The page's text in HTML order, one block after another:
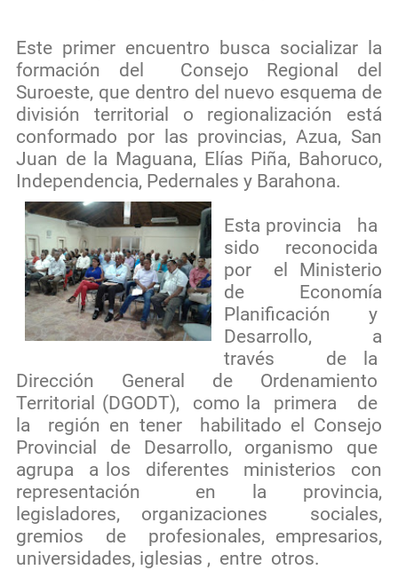
Este primer encuentro busca socializar la
formación del Consejo Regional del
Suroeste, que dentro del nuevo esquema de
división territorial o regionalización está
conformado por las provincias, Azua, San
Juan de la Maguana, Elías Piña, Bahoruco,
Independencia, Pedernales y Barahona.
Esta provincia ha
sido reconocida
por el Ministerio
de Economía
Planificación y
Desarrollo, a
través de la
Dirección General de Ordenamiento
Territorial (DGODT), como la primera de
la región en tener habilitado el Consejo
Provincial de Desarrollo, organismo que
agrupa a los diferentes ministerios con
representación en la provincia,
legisladores, organizaciones sociales,
gremios de profesionales, empresarios,
universidades, iglesias , entre otros.